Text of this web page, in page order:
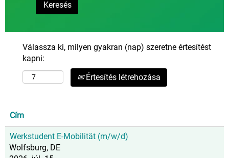
Válassza ki, milyen gyakran (nap) szeretne értesítést
kapni:
Értesítés létrehozása
Cím
Werkstudent E-Mobilität (m/w/d)
Wolfsburg, DE